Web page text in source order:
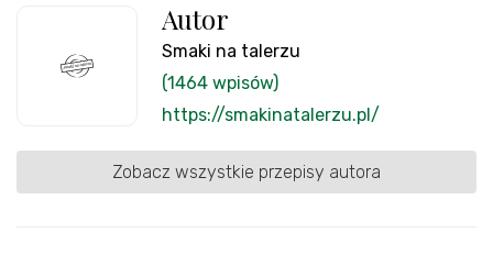
Autor
Smaki na talerzu
(1464 wpisów)
https://smakinatalerzu.pl/
Zobacz wszystkie przepisy autora